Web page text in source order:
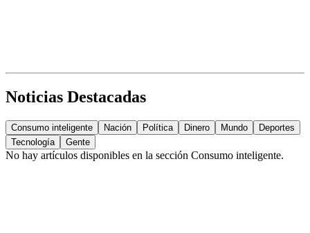
Noticias Destacadas
Consumo inteligente Nación Política Dinero Mundo
Deportes
Tecnología
Gente
No hay artículos disponibles en la sección Consumo inteligente.